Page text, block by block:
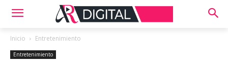
Inicio Entretenimiento
Entretenimiento